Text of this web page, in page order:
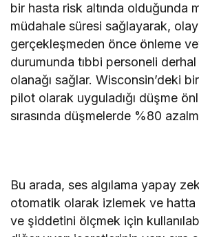
bir hasta risk altında olduğunda
müdahale süresi sağlayarak,
gerçekleşmeden önce önleme
durumunda tıbbi personeli
olanağı sağlar. Wisconsin’deki
pilot olarak uyguladığı düşme
sırasında düşmelerde %80
Bu arada, ses algılama yapay
otomatik olarak izlemek ve hatta
ve şiddetini ölçmek için